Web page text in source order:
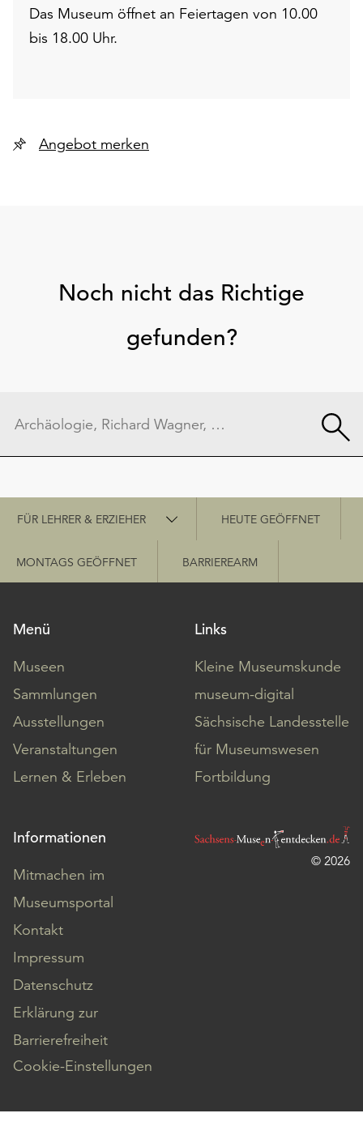
Das Museum öffnet an Feiertagen von 10.00
bis 18.00 Uhr.
Angebot merken
Noch nicht das Richtige
gefunden?
Schnellzugriff
FÜR LEHRER & ERZIEHER HEUTE GEÖFFNET
MONTAGS GEÖFFNET BARRIEREARM
Menü
Museen
Sammlungen
Ausstellungen
Veranstaltungen
Lernen & Erleben
Links
Kleine Museumskunde
museum-digital
Sächsische Landesstelle
für Museumswesen
Fortbildung
Informationen
Mitmachen im
Museumsportal
Kontakt
Impressum
Datenschutz
Erklärung zur
Barrierefreiheit
Cookie-Einstellungen
© 2026